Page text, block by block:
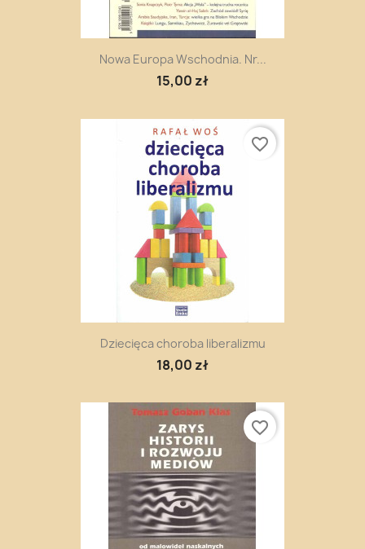
Nowa Europa Wschodnia. Nr...
15,00 zł
Dziecięca choroba liberalizmu
18,00 zł
favorite_border
favorite_border